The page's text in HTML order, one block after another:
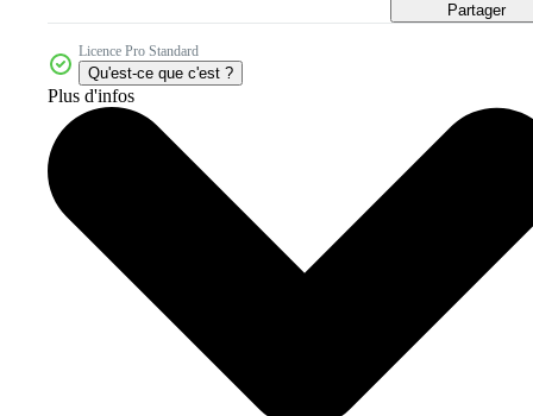
Partager
Licence Pro Standard
Qu'est-ce que c'est ?
Plus d'infos